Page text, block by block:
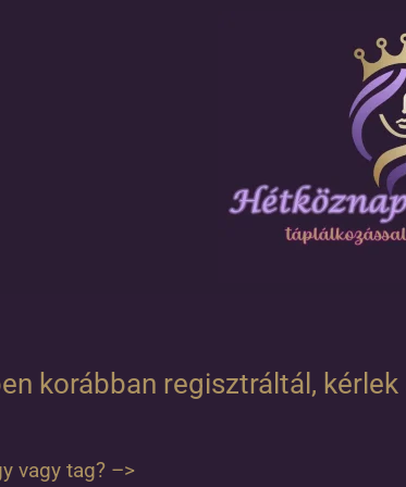
korábban regisztráltál,
vagy tag? –>